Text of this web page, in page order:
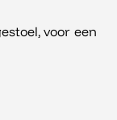
voor een